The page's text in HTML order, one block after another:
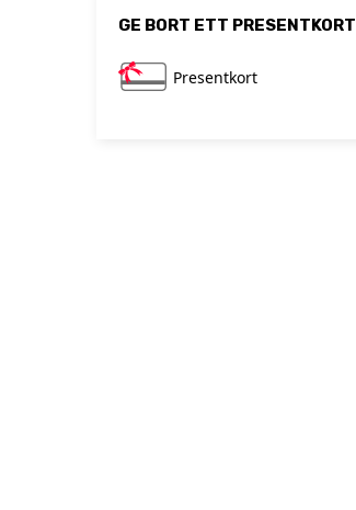
GE BORT ETT PRESENTKORT
Presentkort